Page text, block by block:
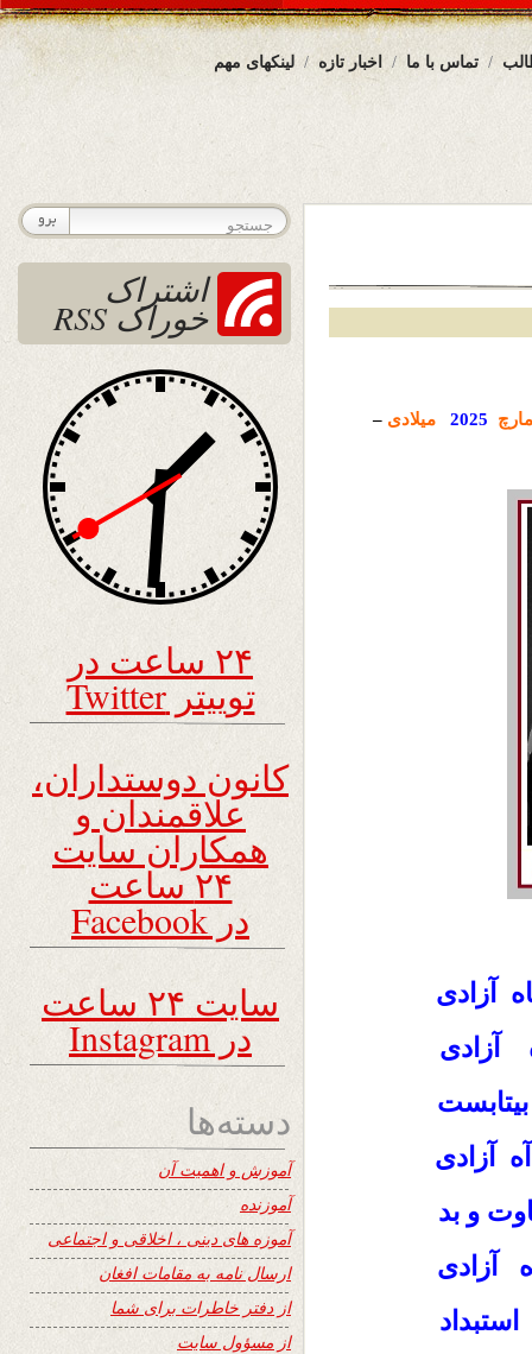
لینکهای مهم اخبار تازه تماس با ما
مارچ 2025 میلادی –
آزادی
آزادی
و بد
آزادی
اشتراک
خوراک RSS
۲۴ ساعت در
توییتر Twitter
کانون دوستداران،
علاقمندان و
همکاران سایت
۲۴ ساعت
در Facebook
سایت ۲۴ ساعت
در Instagram
دسته‌ها
آموزش و اهمیت آن
آموزنده
آموزه های دینی ، اخلاقی و اجتماعی
ارسال نامه به مقامات افغان
از دفتر خاطرات برای شما
از مسؤول سایت